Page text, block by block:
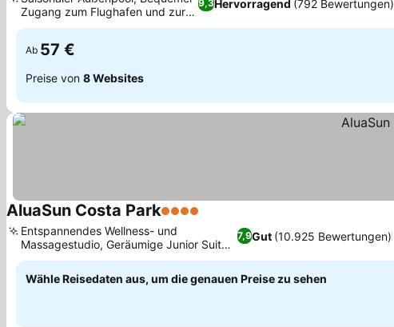
9,3Hervorragend (792 Bewertungen)
Zugang zum Flughafen und zur
Stadt
Ab 57 €
Preise von 8 Websites
AluaSun Costa Park4 Sterne
7,9Gut (10.925 Bewertungen)
Entspannendes Wellness- und
Massagestudio, Geräumige Junior Suiten
mit Meerblick
Wähle Reisedaten aus, um die genauen Preise zu sehen